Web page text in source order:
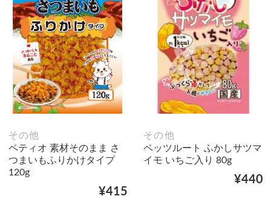
その他
ペティオ 素材そのまま さ
つまいもふりかけタイプ
120g
¥415
その他
ペッツルート ふかしサツマ
イモ いちご入り 80g
¥440